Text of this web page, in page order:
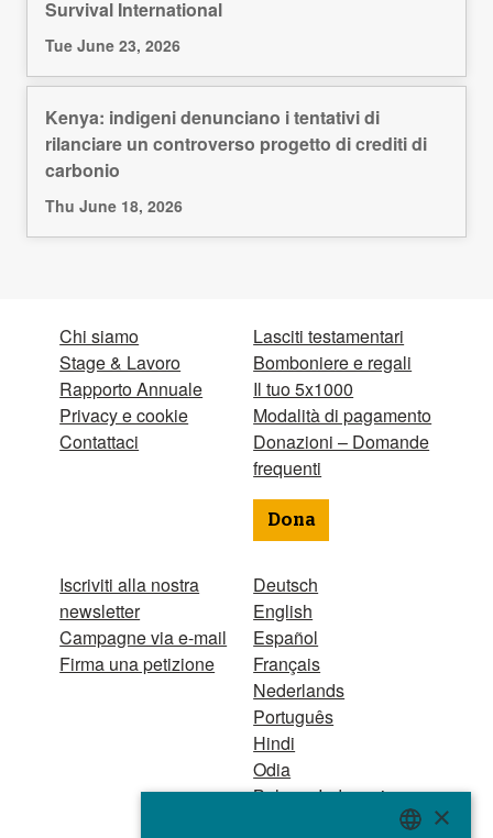
Survival International
Tue June 23, 2026
Kenya: indigeni denunciano i tentativi di
rilanciare un controverso progetto di crediti di
carbonio
Thu June 18, 2026
Chi siamo
Stage & Lavoro
Rapporto Annuale
Privacy e cookie
Contattaci
Iscriviti alla nostra
newsletter
Campagne via e-mail
Firma una petizione
Lasciti testamentari
Bomboniere e regali
Il tuo 5x1000
Modalità di pagamento
Donazioni – Domande
frequenti
Dona
Deutsch
English
Español
Français
Nederlands
Português
Hindi
Odia
Bahasa Indonesia
×